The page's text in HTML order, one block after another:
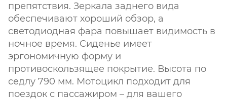
препятствия. Зеркала заднего вида
обеспечивают хороший обзор, а
светодиодная фара повышает видимость в
ночное время. Сиденье имеет
эргономичную форму и
противоскользящее покрытие. Высота по
седлу 790 мм. Мотоцикл подходит для
поездок с пассажиром – для вашего